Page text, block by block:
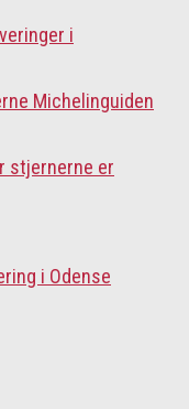
i
stjernerne er
i Odense